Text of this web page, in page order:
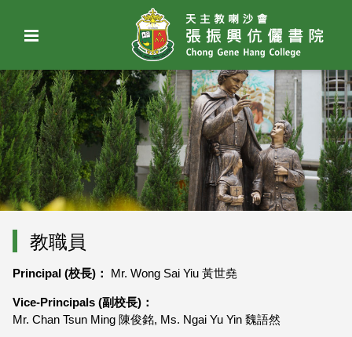
教職員
Principal (校長)： Mr. Wong Sai Yiu 黃世堯
Vice-Principals (副校長)：
Mr. Chan Tsun Ming 陳俊銘, Ms. Ngai Yu Yin 魏語然